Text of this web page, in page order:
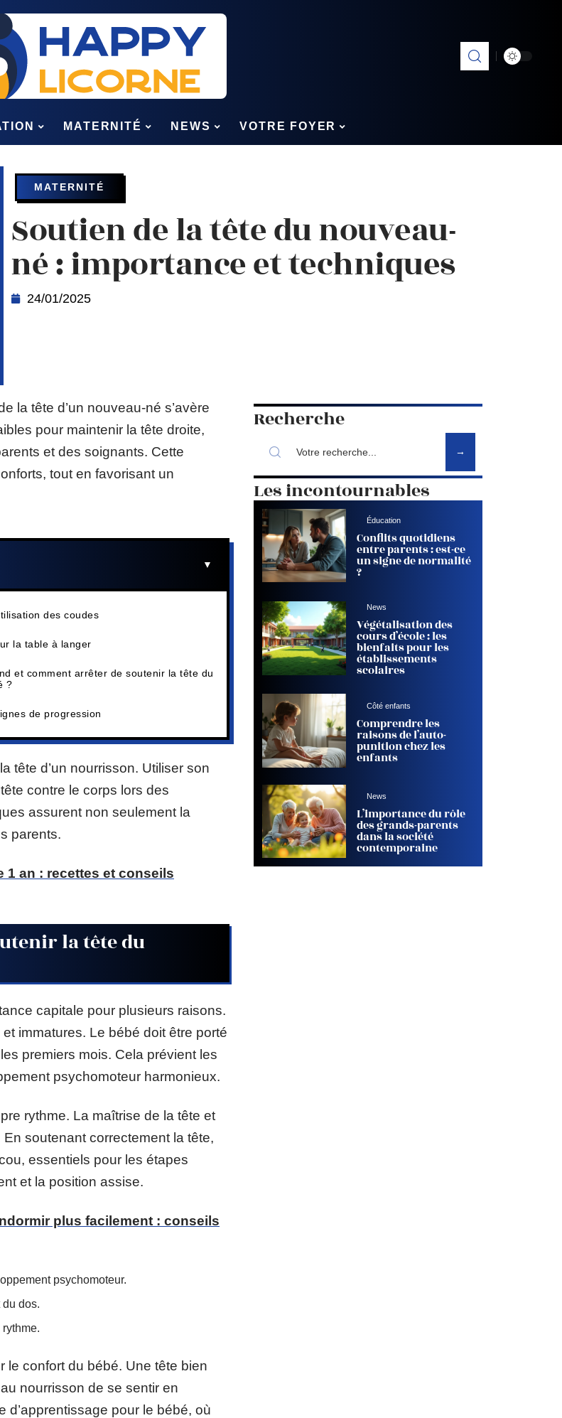
MATERNITÉ NEWS VOTRE FOYER
MATERNITÉ
Soutien de la tête du nouveau-
né : importance et techniques
24/01/2025
la tête d’un nouveau-né s’avère
pour maintenir la tête droite,
et des soignants. Cette
tout en favorisant un
des coudes
la table à langer
et comment arrêter de soutenir la tête du
?
de progression
tête d’un nourrisson. Utiliser son
contre le corps lors des
assurent non seulement la
parents.
1 an : recettes et conseils
la tête du
capitale pour plusieurs raisons.
immatures. Le bébé doit être porté
premiers mois. Cela prévient les
psychomoteur harmonieux.
rythme. La maîtrise de la tête et
soutenant correctement la tête,
essentiels pour les étapes
et la position assise.
plus facilement : conseils
psychomoteur.
dos.
le confort du bébé. Une tête bien
nourrisson de se sentir en
pour le bébé, où
Recherche
Les incontournables
Éducation
Conflits quotidiens
entre parents : est-ce
un signe de normalité
?
News
Végétalisation des
cours d’école : les
bienfaits pour les
établissements
scolaires
Côté enfants
Comprendre les
raisons de l’auto-
punition chez les
enfants
News
L’importance du rôle
des grands-parents
dans la société
contemporaine